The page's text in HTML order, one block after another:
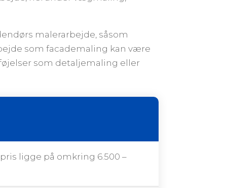
malerarbejde, såsom
som facademaling kan være
som detaljemaling eller
ligge på omkring 6.500 –